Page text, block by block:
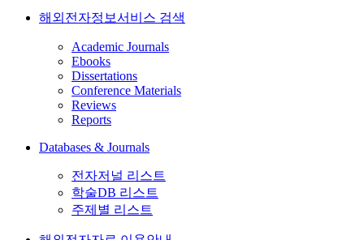
해외전자정보서비스 검색
Academic Journals
Ebooks
Dissertations
Conference Materials
Reviews
Reports
Databases & Journals
전자저널 리스트
학술DB 리스트
주제별 리스트